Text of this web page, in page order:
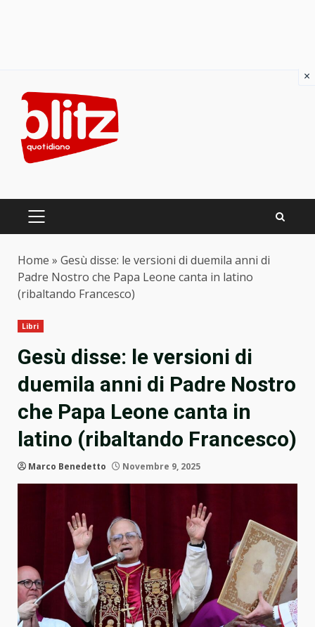
content
PRIMARY
Home » Gesù disse: le versioni di duemila anni di
Padre Nostro che Papa Leone canta in latino
(ribaltando Francesco)
Libri
Gesù disse: le versioni di
duemila anni di Padre Nostro
che Papa Leone canta in
latino (ribaltando Francesco)
Marco Benedetto Novembre 9, 2025
×